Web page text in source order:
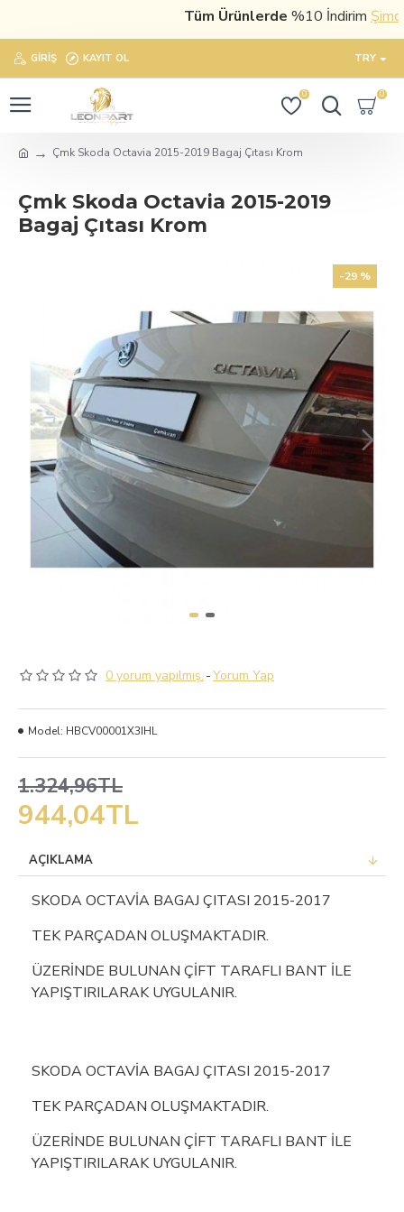
Tüm Ürünlerde%10 İndirimŞimdi
GIRIŞ KAYIT OL TRY
0 0
Çmk Skoda Octavia 2015-2019 Bagaj Çıtası Krom
Çmk Skoda Octavia 2015-2019
Bagaj Çıtası Krom
-29 %
0 yorum yapılmış. -Yorum Yap
944,04TL
1.324,96TL
Model: HBCV00001X3IHL
AÇIKLAMA
SKODA OCTAVİA BAGAJ ÇITASI 2015-2017
TEK PARÇADAN OLUŞMAKTADIR.
ÜZERİNDE BULUNAN ÇİFT TARAFLI BANT İLE
YAPIŞTIRILARAK UYGULANIR.
SKODA OCTAVİA BAGAJ ÇITASI 2015-2017
TEK PARÇADAN OLUŞMAKTADIR.
ÜZERİNDE BULUNAN ÇİFT TARAFLI BANT İLE
YAPIŞTIRILARAK UYGULANIR.